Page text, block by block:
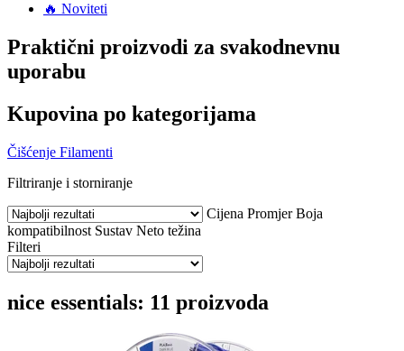
🔥 Noviteti
Praktični proizvodi za svakodnevnu
uporabu
Kupovina po kategorijama
Čišćenje Filamenti
Filtriranje i storniranje
Cijena Promjer Boja
kompatibilnost Sustav Neto težina
Filteri
nice essentials: 11 proizvoda